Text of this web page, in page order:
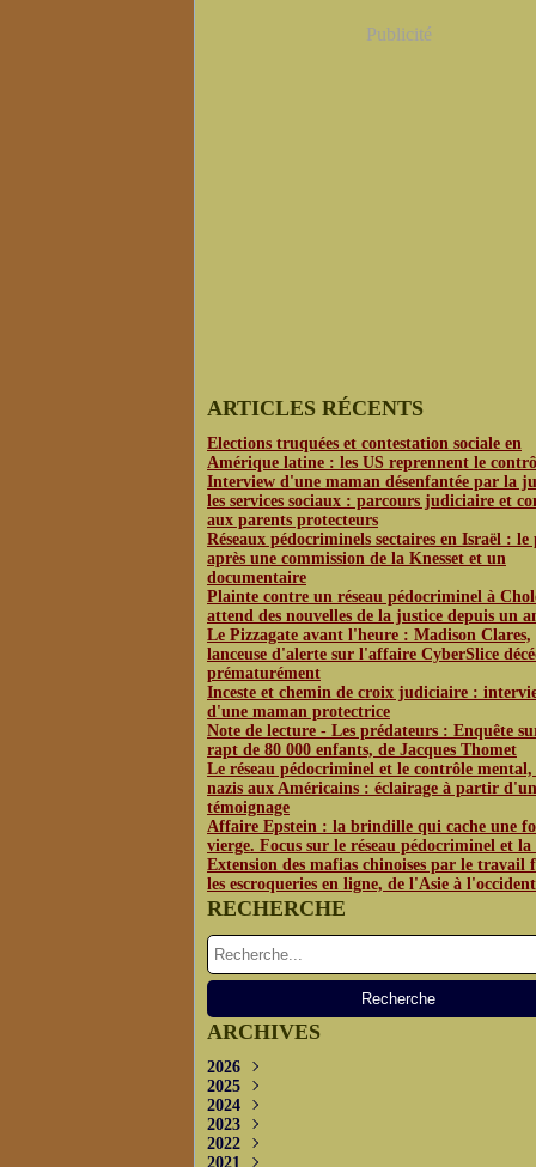
Publicité
ARTICLES RÉCENTS
Elections truquées et contestation sociale en
Amérique latine : les US reprennent le
Interview d'une maman désenfantée par la
les services sociaux : parcours judiciaire et
aux parents protecteurs
Réseaux pédocriminels sectaires en Israël :
après une commission de la Knesset et un
documentaire
Plainte contre un réseau pédocriminel à
attend des nouvelles de la justice depuis un
Le Pizzagate avant l'heure : Madison Clares,
lanceuse d'alerte sur l'affaire CyberSlice
prématurément
Inceste et chemin de croix judiciaire :
d'une maman protectrice
Note de lecture - Les prédateurs : Enquête
rapt de 80 000 enfants, de Jacques Thomet
Le réseau pédocriminel et le contrôle mental,
nazis aux Américains : éclairage à partir d'un
témoignage
Affaire Epstein : la brindille qui cache une
vierge. Focus sur le réseau pédocriminel et la
Extension des mafias chinoises par le travail
les escroqueries en ligne, de l'Asie à l'occident
RECHERCHE
ARCHIVES
2026
Juin
Mai
Avril
2025
Décembre
Novembre
Octobre
Septembre
2024
Décembre
Novembre
Septembre
2023
Décembre
Novembre
2022
Décembre
2021